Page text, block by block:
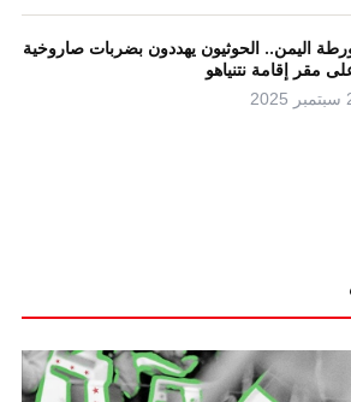
اليمن.. الحوثيون يهددون بضربات صاروخية
مقر إقامة نتنياهو